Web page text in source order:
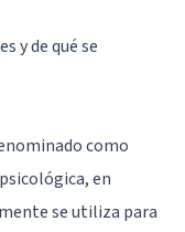
y de qué se
como
en
se utiliza para